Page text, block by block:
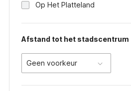
Op Het Platteland
Afstand tot het stadscentrum
Geen voorkeur